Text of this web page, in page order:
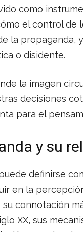
como
el control de
la propaganda,
o disidente.
la imagen
decisiones
para el
y su
definirse
en la
su connotación
XX, sus